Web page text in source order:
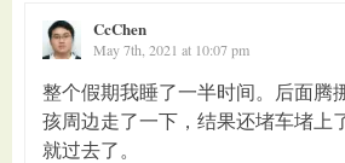
CcChen
May 7th, 2021 at 10:07 pm
整个假期我睡了一半时间。后面腾
孩周边走了一下，结果还堵车堵上
就过去了。